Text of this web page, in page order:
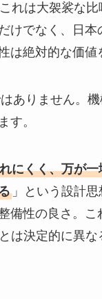
れは大袈裟な比
けでなく、日本
は絶対的な価値
ありません。
す。
にくく、万が
」という設計
備性の良さ。こ
は決定的に異な